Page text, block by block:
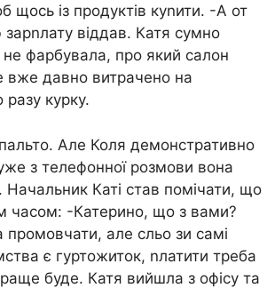
із продуктів куnити. -А от
віддав. Катя сумно
не фарбувала, про який салон
вже давно витрачено на
курку.
Але Коля демонстративно
з телефонної розмови вона
Каті став помічати, що
часом: -Катерино, що з вами?
промовчати, але сльо зи самі
є гуртожиток, nлатити треба
буде. Катя вийшла з офісу та